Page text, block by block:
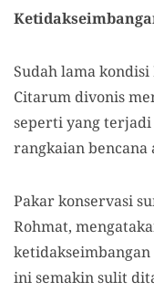
Sudah lama
Citarum divonis
seperti yang terjadi
rangkaian bencana
Pakar konservasi
Rohmat,
ketidakseimbangan
ini semakin sulit